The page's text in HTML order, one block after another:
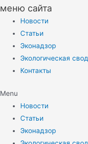
меню сайта
Новости
Статьи
Эконадзор
Экологическая
Контакты
Menu
Новости
Статьи
Эконадзор